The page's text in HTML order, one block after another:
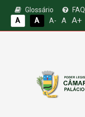
Glossário FAQ
A
A A- A A+